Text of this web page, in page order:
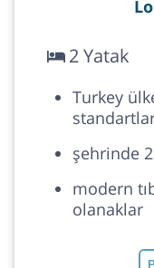
2 Yatak
Turkey
şehrinde
modern
olanaklar